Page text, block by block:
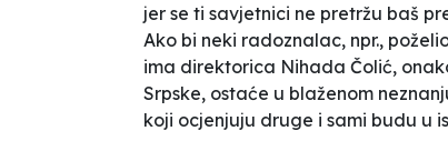
jer se ti savjetnici ne pretržu baš
Ako bi neki radoznalac, npr.,
ima direktorica Nihada Čolić,
Srpske, ostaće u blaženom
koji ocjenjuju druge i sami budu u